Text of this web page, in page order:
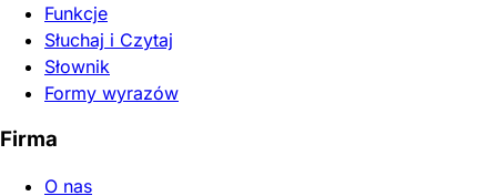
Funkcje
Słuchaj i Czytaj
Słownik
Formy wyrazów
Firma
O nas